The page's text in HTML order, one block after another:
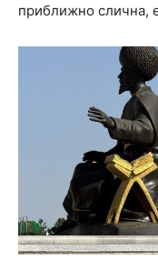
приближно слична,